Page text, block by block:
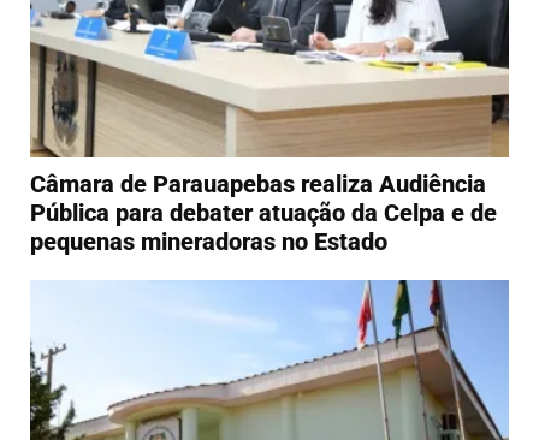
Câmara de Parauapebas realiza Audiência
Pública para debater atuação da Celpa e de
pequenas mineradoras no Estado